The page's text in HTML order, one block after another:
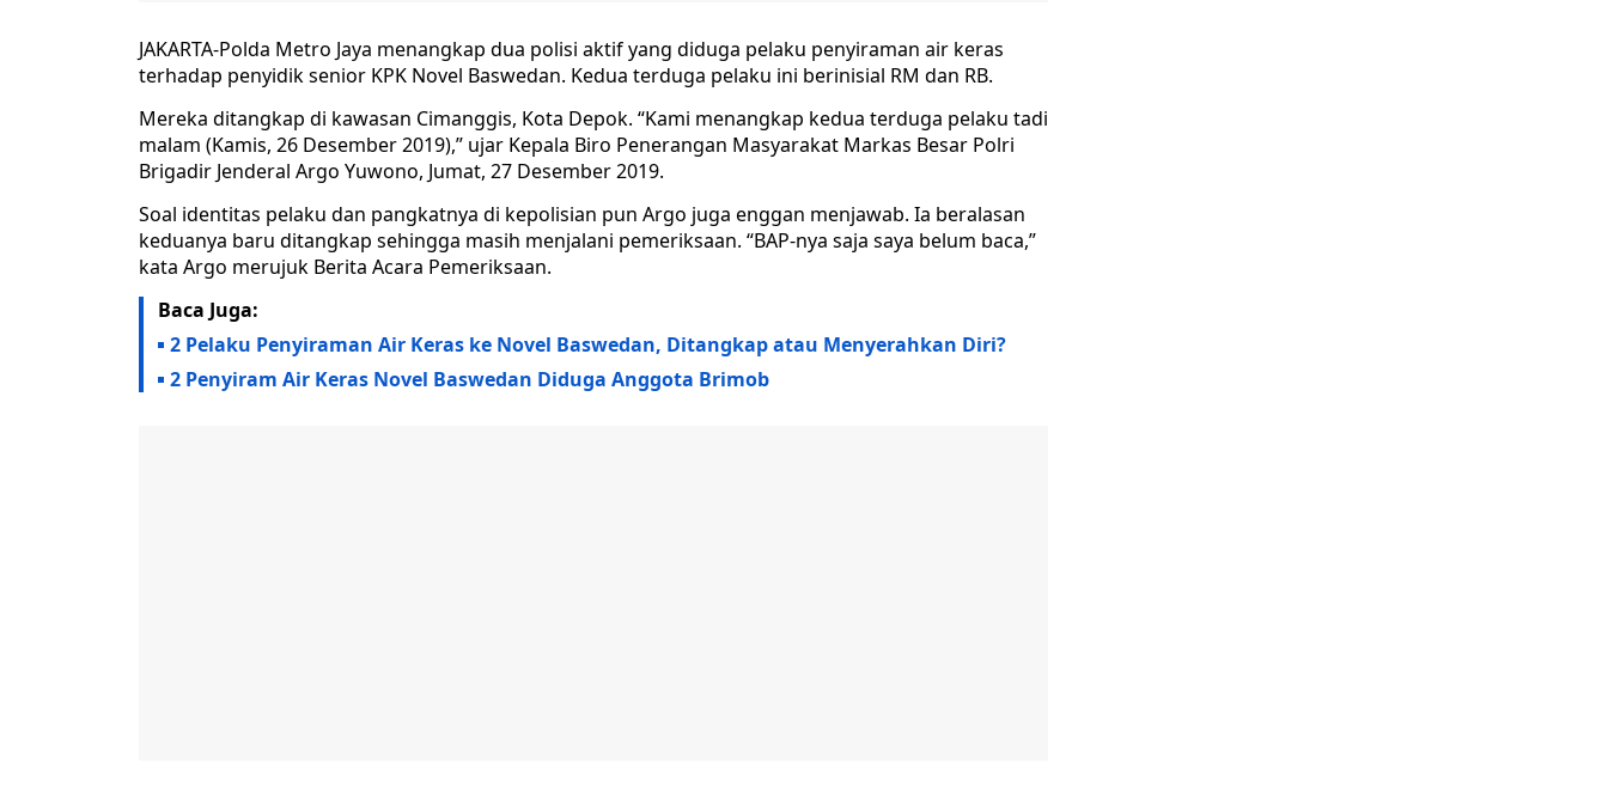
JAKARTA-Polda Metro Jaya menangkap dua polisi aktif yang diduga pelaku penyiraman air keras
terhadap penyidik senior KPK Novel Baswedan. Kedua terduga pelaku ini berinisial RM dan RB.
Mereka ditangkap di kawasan Cimanggis, Kota Depok. “Kami menangkap kedua terduga pelaku tadi
malam (Kamis, 26 Desember 2019),” ujar Kepala Biro Penerangan Masyarakat Markas Besar Polri
Brigadir Jenderal Argo Yuwono, Jumat, 27 Desember 2019.
Soal identitas pelaku dan pangkatnya di kepolisian pun Argo juga enggan menjawab. Ia beralasan
keduanya baru ditangkap sehingga masih menjalani pemeriksaan. “BAP-nya saja saya belum baca,”
kata Argo merujuk Berita Acara Pemeriksaan.
Baca Juga:
2 Pelaku Penyiraman Air Keras ke Novel Baswedan, Ditangkap atau Menyerahkan Diri?
2 Penyiram Air Keras Novel Baswedan Diduga Anggota Brimob